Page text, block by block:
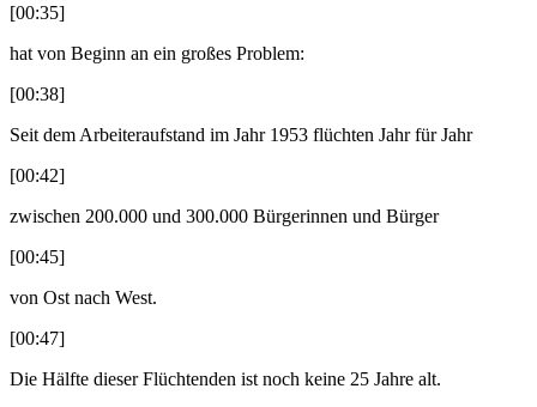
[00:35]
hat von Beginn an ein großes Problem:
[00:38]
Seit dem Arbeiteraufstand im Jahr 1953 flüchten Jahr für Jahr
[00:42]
zwischen 200.000 und 300.000 Bürgerinnen und Bürger
[00:45]
von Ost nach West.
[00:47]
Die Hälfte dieser Flüchtenden ist noch keine 25 Jahre alt.